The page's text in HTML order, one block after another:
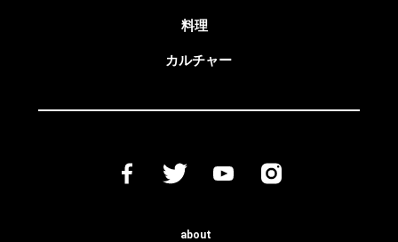
料理
カルチャー
about